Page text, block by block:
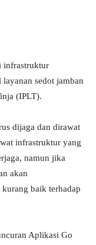
infrastruktur
sedot jamban
(IPLT).
dijaga dan dirawat
infrastruktur yang
namun jika
akan
baik terhadap
Aplikasi Go